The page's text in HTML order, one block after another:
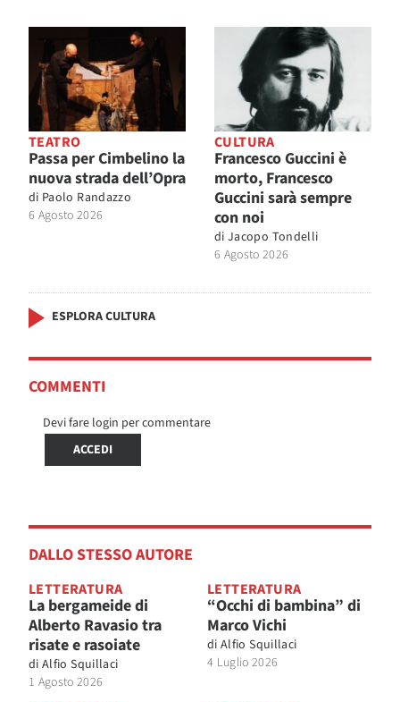
TEATRO
Passa per Cimbelino la
nuova strada dell’Opra
di Paolo Randazzo
6 Agosto 2026
CULTURA
Francesco Guccini è
morto, Francesco
Guccini sarà sempre
con noi
di Jacopo Tondelli
6 Agosto 2026
ESPLORA CULTURA
COMMENTI
Devi fare login per commentare
ACCEDI
DALLO STESSO AUTORE
LETTERATURA
La bergameide di
Alberto Ravasio tra
risate e rasoiate
di Alfio Squillaci
1 Agosto 2026
LETTERATURA
“Occhi di bambina” di
Marco Vichi
di Alfio Squillaci
4 Luglio 2026